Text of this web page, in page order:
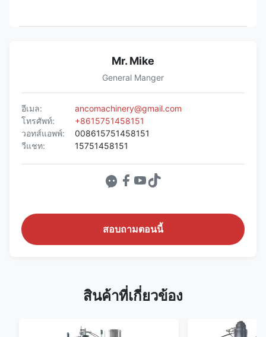
Mr. Mike
General Manger
อีเมล:
ancomachinery@gmail.com
โทรศัพท์:
+8615751458151
วอทส์แอพพ์:
008615751458151
วีแชท:
15751458151
สอบถามตอนนี้
สินค้าที่เกี่ยวข้อง